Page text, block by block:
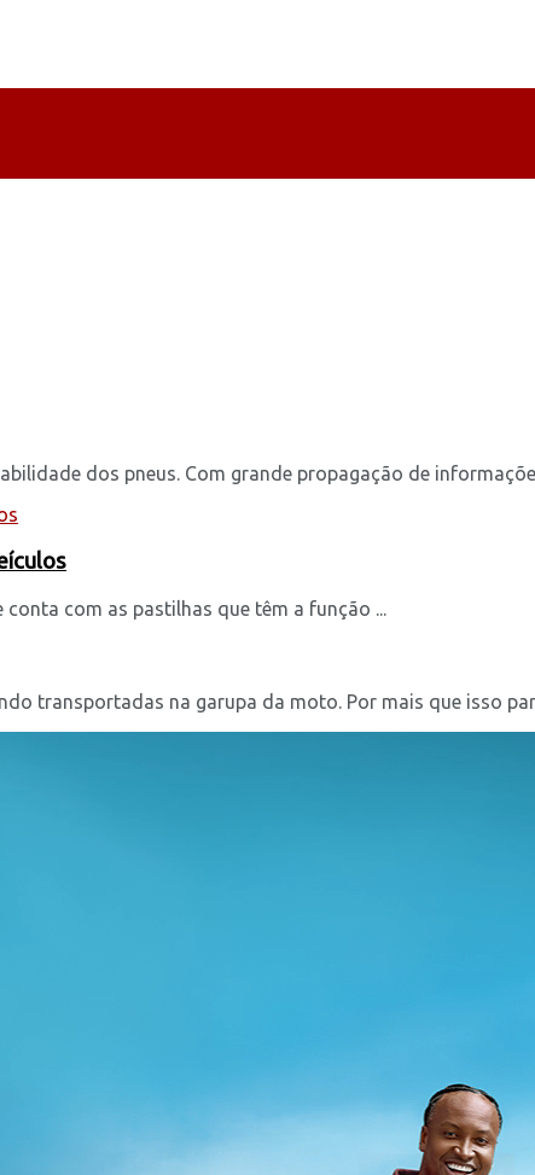
dos pneus. Com grande propagação de
com as pastilhas que têm a função ...
transportadas na garupa da moto. Por mais que isso